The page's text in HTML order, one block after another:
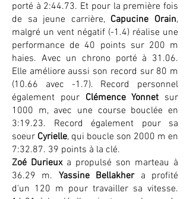
porté à 2:44.73. Et pour la première fois
de sa jeune carrière, Capucine Orain,
malgré un vent négatif (-1.4) réalise une
performance de 40 points sur 200 m
haies. Avec un chrono porté à 31.06.
Elle améliore aussi son record sur 80 m
(10.66 avec -1.7). Record personnel
également pour Clémence Yonnet sur
1000 m, avec une course bouclée en
3:19.23. Record également pour sa
soeur Cyrielle, qui boucle son 2000 m en
7:32.87. 39 points à la clé.
Zoé Durieuxa propulsé son marteau à
36.29 m. Yassine Bellakhera profité
d'un 120 m pour travailler sa vitesse.